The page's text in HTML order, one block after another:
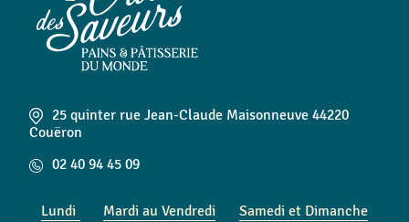
25 quinter rue Jean-Claude Maisonneuve 44220
Couëron
02 40 94 45 09
Lundi
Mardi au Vendredi
Samedi et Dimanche